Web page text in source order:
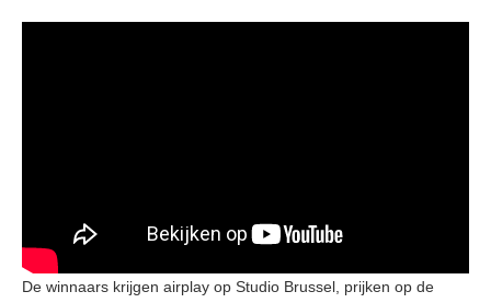
De winnaars krijgen airplay op Studio Brussel, prijken op de